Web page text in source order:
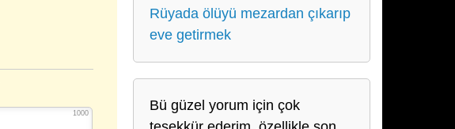
1000
Rüyada ölüyü mezardan çıkarıp
eve getirmek
Bü güzel yorum için çok